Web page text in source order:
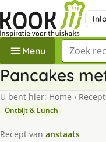
Menu Zoek een
Pancakes
U bent hier: Home ›
Ontbijt & Lunch
Recept van anstaats